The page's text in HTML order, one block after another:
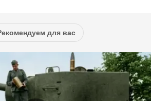
для вас